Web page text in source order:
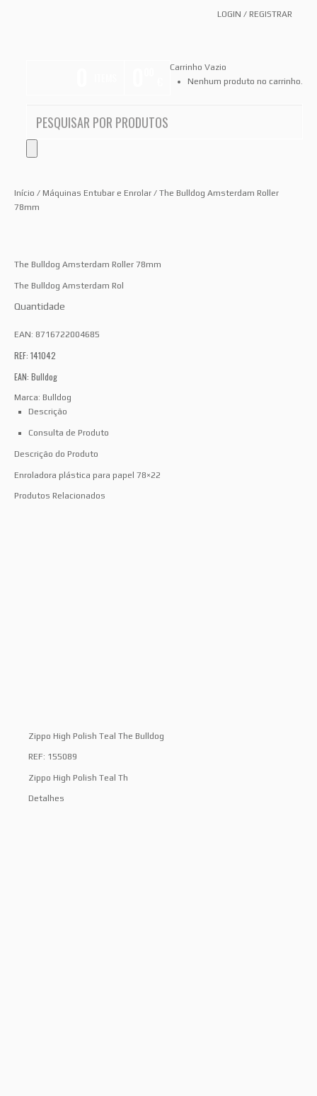
LOGIN / REGISTRAR
Carrinho Vazio
Nenhum produto no carrinho.
Início / Máquinas Entubar e Enrolar / The Bulldog Amsterdam Roller
78mm
The Bulldog Amsterdam Roller 78mm
The Bulldog Amsterdam Rol
Quantidade
EAN: 8716722004685
REF: 141042
EAN: Bulldog
Marca: Bulldog
Descrição
Consulta de Produto
Descrição do Produto
Enroladora plástica para papel 78×22
Produtos Relacionados
Zippo High Polish Teal The Bulldog
REF: 155089
Zippo High Polish Teal Th
Detalhes